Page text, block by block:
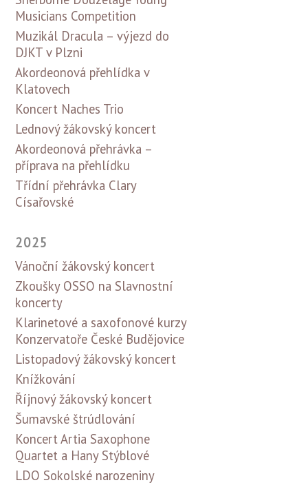
Musicians Competition
Muzikál Dracula – výjezd do
DJKT v Plzni
Akordeonová přehlídka v
Klatovech
Koncert Naches Trio
Lednový žákovský koncert
Akordeonová přehrávka –
příprava na přehlídku
Třídní přehrávka Clary
Císařovské
2025
Vánoční žákovský koncert
Zkoušky OSSO na Slavnostní
koncerty
Klarinetové a saxofonové kurzy
Konzervatoře České Budějovice
Listopadový žákovský koncert
Knížkování
Říjnový žákovský koncert
Šumavské štrúdlování
Koncert Artia Saxophone
Quartet a Hany Stýblové
LDO Sokolské narozeniny